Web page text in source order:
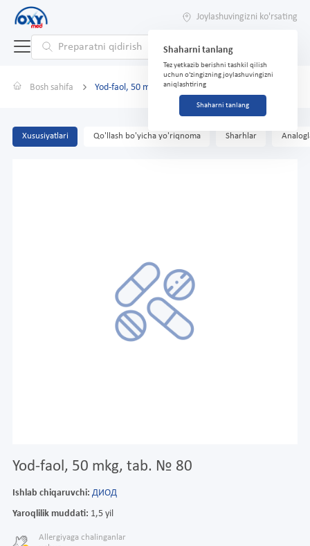
Joylashuvingizni ko'rsating
Shaharni tanlang
Tez yetkazib berishni tashkil qilish
uchun o'zingizning joylashuvingizni
aniqlashtiring
Shaharni tanlang
Bosh sahifa Yod-faol, 50 mkg, tab. № 80
Xususiyatlari Qo'llash bo'yicha yo'riqnoma Sharhlar
Yod-faol, 50 mkg, tab. № 80
Ishlab chiqaruvchi: ДИОД
Yaroqlilik muddati: 1,5 yil
Allergiyaga chalinganlar